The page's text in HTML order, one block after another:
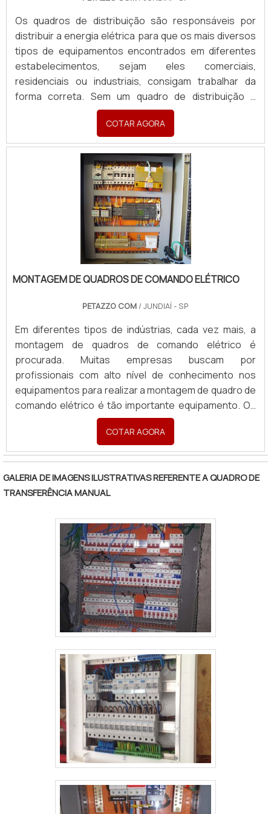
empresa possuir escritório de alta qualidade onde são
realizadas as atividades e biblioteca técnica de
apoio. Tudo isso, somado à performance de uma
equipe multidisciplinar de consultores associados e
profissionais qualificados, comprova sua essência de
trazer o melhor para todos os clientes.
Os quadros de distribuição são responsáveis por
distribuir a energia elétrica para que os mais diversos
tipos de equipamentos encontrados em diferentes
estabelecimentos, sejam eles comerciais,
residenciais ou industriais, consigam trabalhar da
forma correta. Sem um quadro de distribuição a
energia não chegará aos equipamentos e, desse
modo, os mesmos não irão funcionar. É possível
utilizar como exemplo: Eletrodomésticos; Elevadores;
Equipamentos elétricos; Demais equipamentos que
COTAR AGORA
MONTAGEM DE QUADROS DE COMANDO ELÉTRICO
PETAZZO COM / JUNDIAÍ - SP
Em diferentes tipos de indústrias, cada vez mais, a
montagem de quadros de comando elétrico é
procurada. Muitas empresas buscam por
profissionais com alto nível de conhecimento nos
equipamentos para realizar a montagem de quadro de
comando elétrico é tão importante equipamento. Os
quadros de comando são utilizados para “comandar”,
ou automatizar, diversos tipos de máquinas e
equipamentos elétricos, por exemplo: Elevadores;
Sistemas de alarme; Detecção de incêndio;
Automação da ca.
COTAR AGORA
GALERIA DE IMAGENS ILUSTRATIVAS REFERENTE A QUADRO DE
TRANSFERÊNCIA MANUAL